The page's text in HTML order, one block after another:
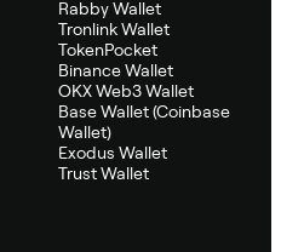
Rabby Wallet
Tronlink Wallet
TokenPocket
Binance Wallet
OKX Web3 Wallet
Base Wallet (Coinbase
Wallet)
Exodus Wallet
Trust Wallet